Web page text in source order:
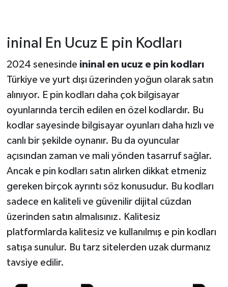
ininal En Ucuz E pin Kodları
2024 senesinde ininal en ucuz e pin kodları
Türkiye ve yurt dışı üzerinden yoğun olarak satın
alınıyor. E pin kodları daha çok bilgisayar
oyunlarında tercih edilen en özel kodlardır. Bu
kodlar sayesinde bilgisayar oyunları daha hızlı ve
canlı bir şekilde oynanır. Bu da oyuncular
açısından zaman ve mali yönden tasarruf sağlar.
Ancak e pin kodları satın alırken dikkat etmeniz
gereken birçok ayrıntı söz konusudur. Bu kodları
sadece en kaliteli ve güvenilir dijital cüzdan
üzerinden satın almalısınız. Kalitesiz
platformlarda kalitesiz ve kullanılmış e pin kodları
satışa sunulur. Bu tarz sitelerden uzak durmanız
tavsiye edilir.